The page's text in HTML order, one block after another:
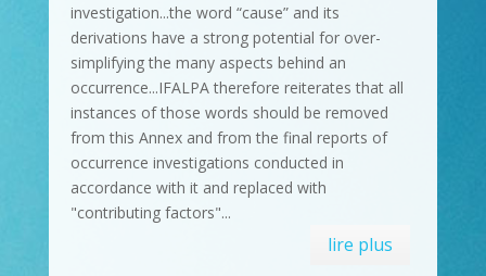
investigation...the word “cause” and its
derivations have a strong potential for over-
simplifying the many aspects behind an
occurrence...IFALPA therefore reiterates that all
instances of those words should be removed
from this Annex and from the final reports of
occurrence investigations conducted in
accordance with it and replaced with
"contributing factors"...
lire plus